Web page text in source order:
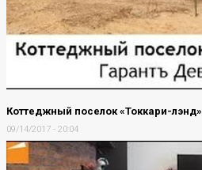
Коттеджный поселок «Токкари-лэнд»
09/14/2017 - 20:04